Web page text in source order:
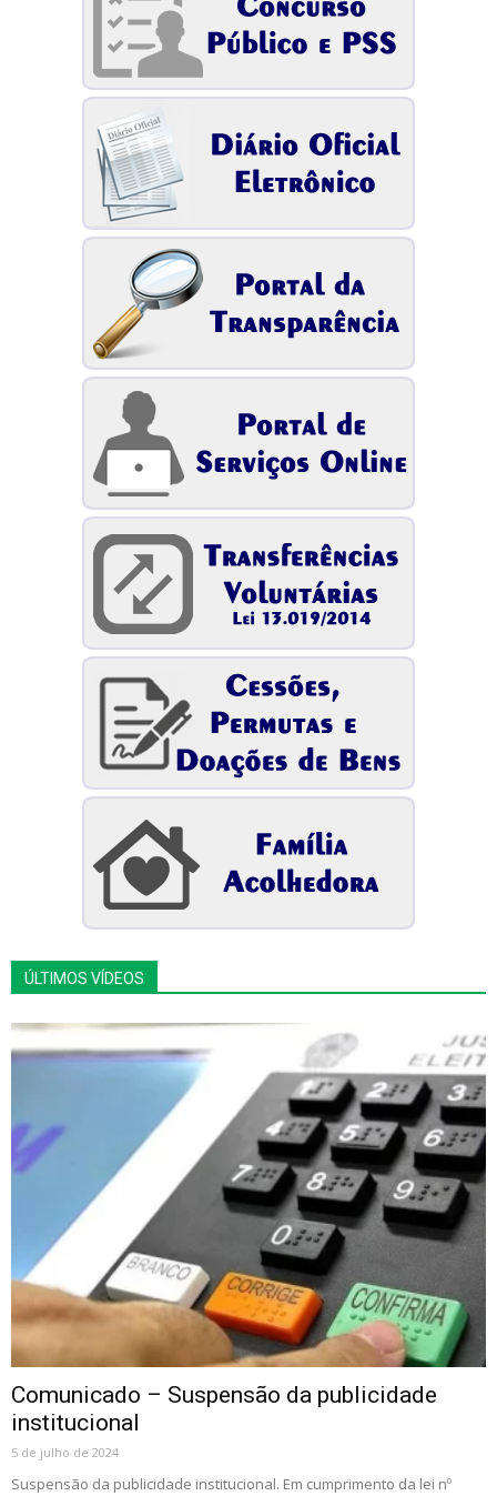
ÚLTIMOS VÍDEOS
Comunicado – Suspensão da publicidade
institucional
5 de julho de 2024
Suspensão da publicidade institucional. Em cumprimento da lei nº